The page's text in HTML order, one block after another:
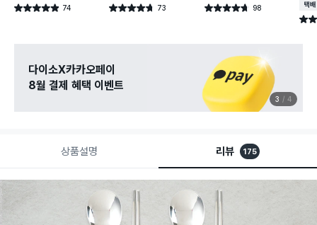
별점 4.9점 74
건 작성 별점 4.7점 73
건 작성 별점 4.7점 98
건 작성
택배
별점
다이소X카카오페이
8월 결제 혜택 이벤트
3 4
상품설명 리뷰 175